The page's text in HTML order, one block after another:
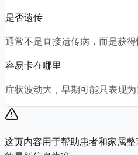
是否遗传
通常不是直接遗传病，而是获
容易卡在哪里
症状波动大，早期可能只表现
这页内容用于帮助患者和家属